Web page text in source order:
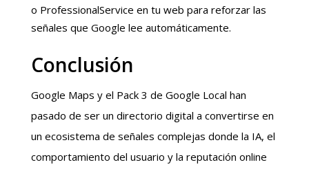
o ProfessionalService en tu web para reforzar las
señales que Google lee automáticamente.
Conclusión
Google Maps y el Pack 3 de Google Local han
pasado de ser un directorio digital a convertirse en
un ecosistema de señales complejas donde la IA, el
comportamiento del usuario y la reputación online